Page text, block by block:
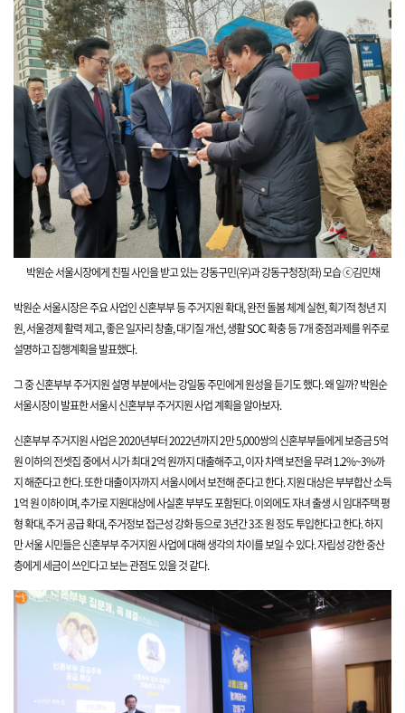
박원순 서울시장에게 친필 사인을 받고있는 강동구민(우)과 강동구청장(좌) 모습ⓒ김민채
박원순 서울시장은 주요 사업인 신혼부부 등 주거지원 확대,완전 돌봄 체계 실현,획기적 청년 지
원,서울경제 활력 제고,좋은 일자리 창출,대기질 개선, 생활 SOC확충 등 7개 중점과제를 위주로
설명하고 집행계획을 발표했다.
그 중 ​신혼부부 주거지원 설명 부분에서는 강일동 주민에게 원성을 듣기도 했다. 왜 일까?박원순
서울시장이 발표한 서울시 신혼부부 주거지원 사업 계획을 알아보자.
신혼부부 주거지원 사업은 2020년부터 2022년까지 2만 5,000쌍의 신혼부부들에게 보증금 5억
원 이하의 전셋집 중에서 시가 최대 2억 원까지 대출해주고, 이자 차액 보전을 무려 1.2%~3%까
지 해준다고 한다.또한 대출이자까지 서울시에서 보전해 준다고 한다. 지원 대상은 부부합산 소득
1억 원 이하이며, 추가로 지원대상에 사실혼 부부도 포함된다. 이외에도 자녀 출생 시 임대주택 평
형 확대, 주거 공급 확대, 주거정보 접근성 강화등으로 3년간 3조 원 정도 투입한다고 한다. 하지
만서울 시민들은 신혼부부 주거지원 사업에 대해 생각의 차이를 보일 수 있다. 자립성 강한 중산
층에게 세금이 쓰인다고 보는 관점도 있을 것 같다.